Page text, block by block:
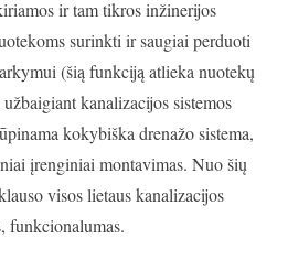
ir tam tikros inžinerijos
surinkti ir saugiai perduoti
(šią funkciją atlieka nuotekų
kanalizacijos sistemos
kokybiška drenažo sistema,
įrenginiai montavimas. Nuo šių
visos lietaus kanalizacijos
funkcionalumas.